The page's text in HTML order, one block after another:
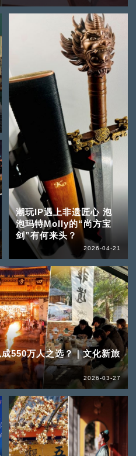
潮玩IP遇上非遗匠心 泡
泡玛特Molly的“尚方宝
剑”有何来头？
2026-04-21
550万人之选？｜文化新旅
2026-03-27